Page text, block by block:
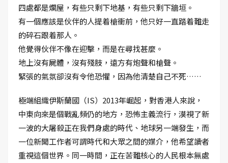
四處都是爛屋，有些只剩下地基，有些只剩下牆垣。
有一個應該是伙伴的人提着槍衝前，他只好一直踏着難走
的碎石跟着那人。
他覺得伙伴不像在迎擊，而是在尋找甚麼。
地上沒有屍體，沒有殘肢，遠方有炮聲和槍聲。
緊張的氣氛卻沒有令他恐懼，因為他清楚自己不死……
極端組織伊斯蘭國（IS）2013年崛起，對香港人來說，
中東向來是個戰亂頻仍的地方，恐怖主義流行，漠視了新
一波的大屠殺正在我們身處的時代、地球另一端發生，而
一位新聞工作者可謂時代和大眾之間的媒介，他希望讀者
重視這個世界。同一時間，正在苦難核心的人民根本無處